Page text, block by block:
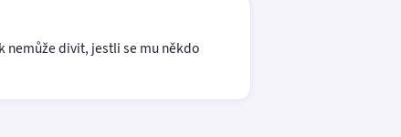
nemůže divit, jestli se mu někdo